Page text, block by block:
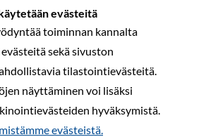
evästeitä
toiminnan kannalta
sekä sivuston
tilastointievästeitä.
näyttäminen voi lisäksi
hyväksymistä.
evästeistä.​​​​​​
tässä maailmassa.
eläen vain omassa
ehkä helpottaa?
ja kirjoittaa itse vain kivoista
mahtuvista asioista.